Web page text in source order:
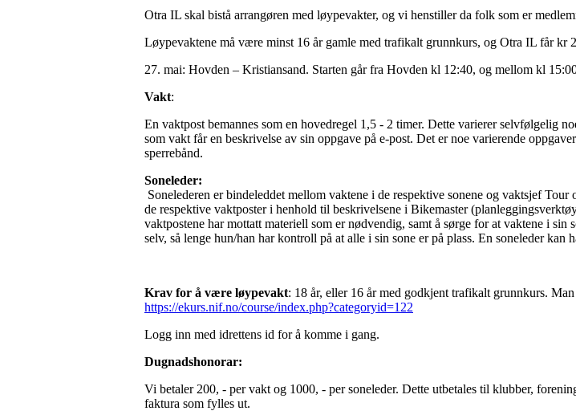
Otra IL skal bistå arrangøren med løypevakter, og vi henstiller da folk som er
Løypevaktene må være minst 16 år gamle med trafikalt grunnkurs, og Otra IL får kr
27. mai: Hovden – Kristiansand. Starten går fra Hovden kl 12:40, og mellom kl
Vakt:
En vaktpost bemannes som en hovedregel 1,5 - 2 timer. Dette varierer selvfølgelig
som vakt får en beskrivelse av sin oppgave på e-post. Det er noe varierende
sperrebånd.
Soneleder:
Sonelederen er bindeleddet mellom vaktene i de respektive sonene og vaktsjef
de respektive vaktposter i henhold til beskrivelsene i Bikemaster
vaktpostene har mottatt materiell som er nødvendig, samt å sørge for at vaktene i
selv, så lenge hun/han har kontroll på at alle i sin sone er på plass. En soneleder kan
Krav for å være løypevakt: 18 år, eller 16 år med godkjent trafikalt grunnkurs.
https://ekurs.nif.no/course/index.php?categoryid=122
Logg inn med idrettens id for å komme i gang.
Dugnadshonorar:
Vi betaler 200, - per vakt og 1000, - per soneleder. Dette utbetales til klubber,
faktura som fylles ut.